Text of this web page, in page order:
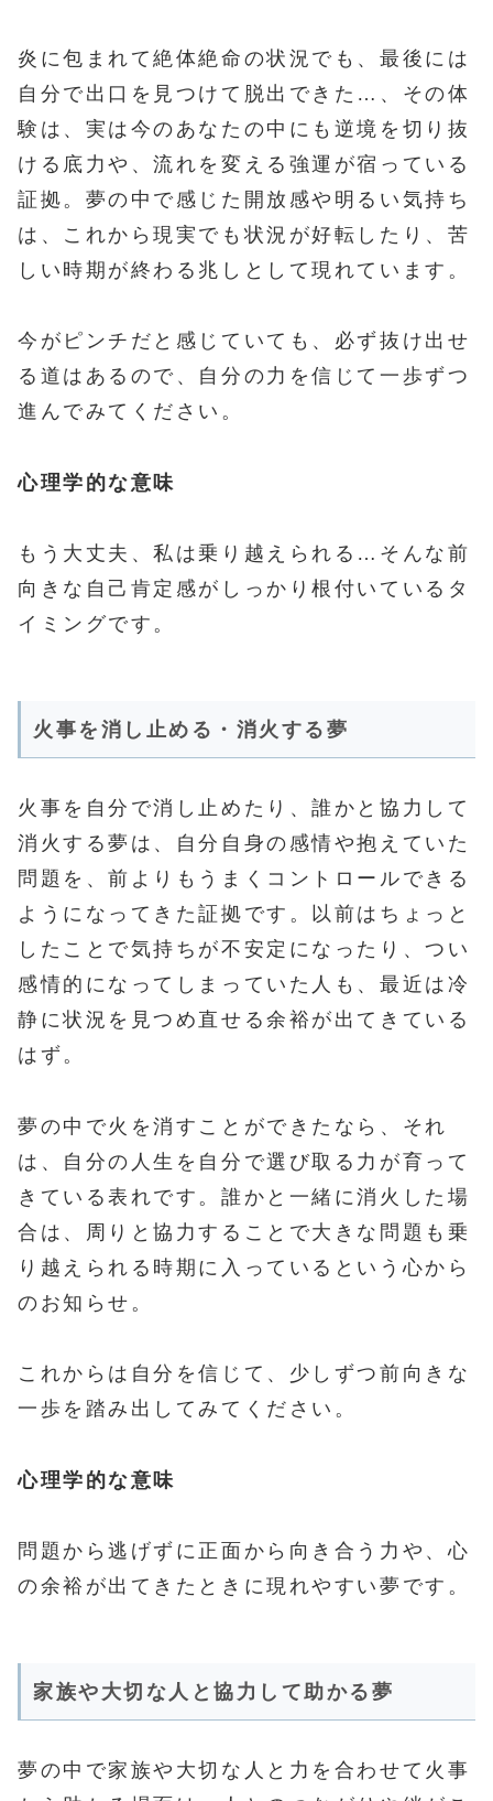
炎に包まれて絶体絶命の状況でも、最後には
自分で出口を見つけて脱出できた…、その体
験は、実は今のあなたの中にも逆境を切り抜
ける底力や、流れを変える強運が宿っている
証拠。夢の中で感じた開放感や明るい気持ち
は、これから現実でも状況が好転したり、苦
しい時期が終わる兆しとして現れています。
今がピンチだと感じていても、必ず抜け出せ
る道はあるので、自分の力を信じて一歩ずつ
進んでみてください。
心理学的な意味
もう大丈夫、私は乗り越えられる…そんな前
向きな自己肯定感がしっかり根付いているタ
イミングです。
火事を消し止める・消火する夢
火事を自分で消し止めたり、誰かと協力して
消火する夢は、自分自身の感情や抱えていた
問題を、前よりもうまくコントロールできる
ようになってきた証拠です。以前はちょっと
したことで気持ちが不安定になったり、つい
感情的になってしまっていた人も、最近は冷
静に状況を見つめ直せる余裕が出てきている
はず。
夢の中で火を消すことができたなら、それ
は、自分の人生を自分で選び取る力が育って
きている表れです。誰かと一緒に消火した場
合は、周りと協力することで大きな問題も乗
り越えられる時期に入っているという心から
のお知らせ。
これからは自分を信じて、少しずつ前向きな
一歩を踏み出してみてください。
心理学的な意味
問題から逃げずに正面から向き合う力や、心
の余裕が出てきたときに現れやすい夢です。
家族や大切な人と協力して助かる夢
夢の中で家族や大切な人と力を合わせて火事